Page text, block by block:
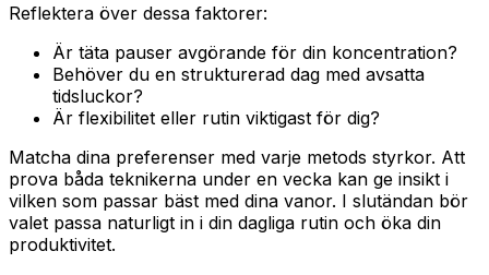
Reflektera över dessa faktorer:
Är täta pauser avgörande för din koncentration?
Behöver du en strukturerad dag med avsatta
tidsluckor?
Är flexibilitet eller rutin viktigast för dig?
Matcha dina preferenser med varje metods styrkor. Att
prova båda teknikerna under en vecka kan ge insikt i
vilken som passar bäst med dina vanor. I slutändan bör
valet passa naturligt in i din dagliga rutin och öka din
produktivitet.